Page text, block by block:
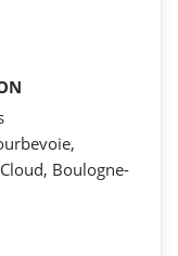
Boulogne-